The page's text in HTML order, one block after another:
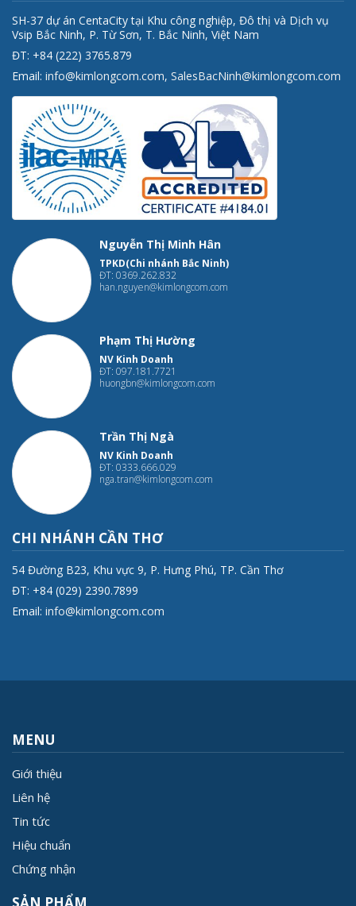
SH-37 dự án CentaCity tại Khu công nghiệp, Đô thị và Dịch vụ
Vsip Bắc Ninh, P. Từ Sơn, T. Bắc Ninh, Việt Nam
ĐT: +84 (222) 3765.879
Email: info@kimlongcom.com, SalesBacNinh@kimlongcom.com
Nguyễn Thị Minh Hân
TPKD(Chi nhánh Bắc Ninh)
ĐT: 0369.262.832
han.nguyen@kimlongcom.com
Phạm Thị Hường
NV Kinh Doanh
ĐT: 097.181.7721
huongbn@kimlongcom.com
Trần Thị Ngà
NV Kinh Doanh
ĐT: 0333.666.029
nga.tran@kimlongcom.com
CHI NHÁNH CẦN THƠ
54 Đường B23, Khu vực 9, P. Hưng Phú, TP. Cần Thơ
ĐT: +84 (029) 2390.7899
Email: info@kimlongcom.com
MENU
Giới thiệu
Liên hệ
Tin tức
Hiệu chuẩn
Chứng nhận